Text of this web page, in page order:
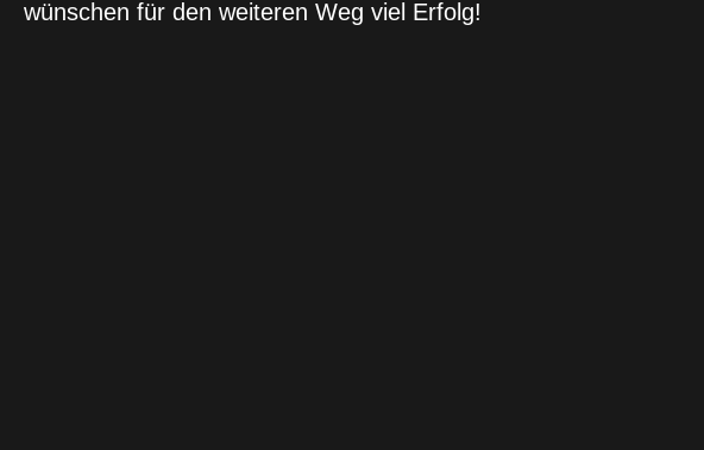
wünschen für den weiteren Weg viel Erfolg!